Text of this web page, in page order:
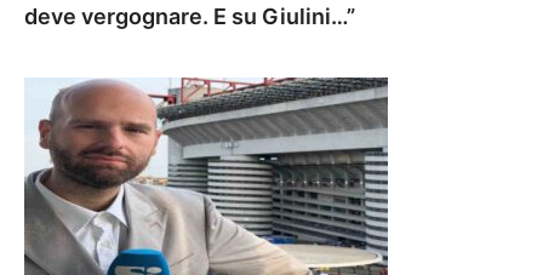
deve vergognare. E su Giulini…”